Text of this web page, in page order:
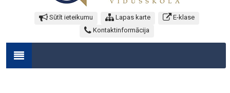
Sūtīt ieteikumu Lapas karte
E-klase
Kontaktinformācija